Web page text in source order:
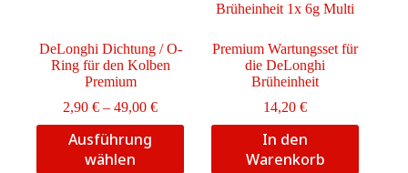
DeLonghi Dichtung / O-
Ring für den Kolben
Premium
2,90€ –49,00€Preisspanne:
2,90 €
Ausführung
wählen
Dieses
Produkt
weist
Premium Wartungsset für
die DeLonghi
Brüheinheit
14,20€
In den
Warenkorb